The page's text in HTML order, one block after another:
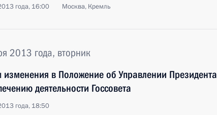
года, 16:00 Москва, Кремль
2013 года, вторник
изменения в Положение об Управлении Президента
деятельности Госсовета
года, 18:50